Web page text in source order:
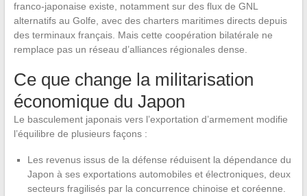
franco-japonaise existe, notamment sur des flux de GNL
alternatifs au Golfe, avec des charters maritimes directs depuis
des terminaux français. Mais cette coopération bilatérale ne
remplace pas un réseau d’alliances régionales dense.
Ce que change la militarisation
économique du Japon
Le basculement japonais vers l’exportation d’armement modifie
l’équilibre de plusieurs façons :
Les revenus issus de la défense réduisent la dépendance du
Japon à ses exportations automobiles et électroniques, deux
secteurs fragilisés par la concurrence chinoise et coréenne.